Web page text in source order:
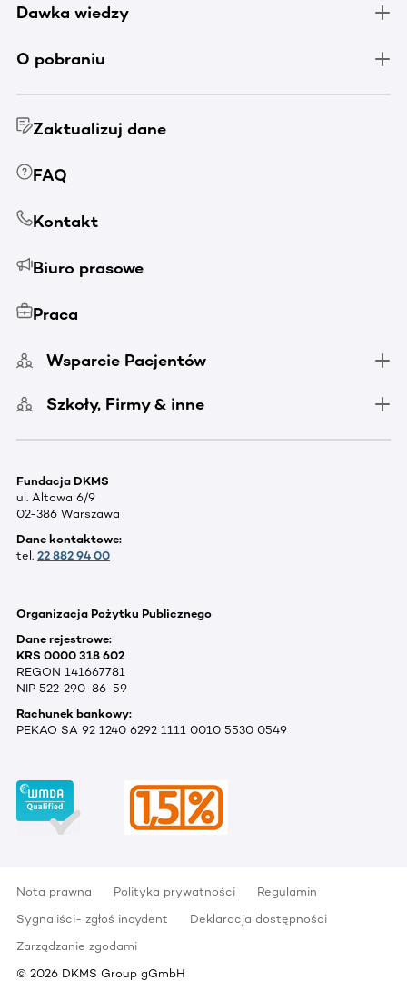
Dawka wiedzy
O pobraniu
Zaktualizuj dane
FAQ
Kontakt
Biuro prasowe
Praca
Wsparcie Pacjentów
Szkoły, Firmy & inne
Fundacja DKMS
ul. Altowa 6/9
02-386 Warszawa
Dane kontaktowe:
tel. 22 882 94 00
Organizacja Pożytku Publicznego
Dane rejestrowe:
KRS 0000 318 602
REGON 141667781
NIP 522-290-86-59
Rachunek bankowy:
PEKAO SA 92 1240 6292 1111 0010 5530 0549
Nota prawna Polityka prywatności
Regulamin
Sygnaliści- zgłoś incydent
Deklaracja dostępności
Zarządzanie zgodami
© 2026 DKMS Group gGmbH